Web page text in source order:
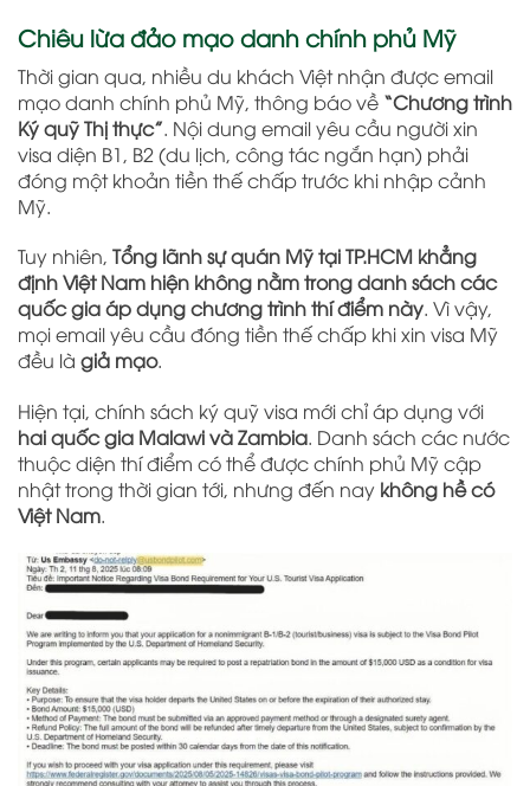
Chiêu lừa đảo mạo danh chính phủ Mỹ
Thời gian qua, nhiều du khách Việt nhận được email
mạo danh chính phủ Mỹ, thông báo về “Chương trình
Ký quỹ Thị thực”. Nội dung email yêu cầu người xin
visa diện B1, B2 (du lịch, công tác ngắn hạn) phải
đóng một khoản tiền thế chấp trước khi nhập cảnh
Mỹ.
Tuy nhiên, Tổng lãnh sự quán Mỹ tại TP.HCM khẳng
định Việt Nam hiện không nằm trong danh sách các
quốc gia áp dụng chương trình thí điểm này. Vì vậy,
mọi email yêu cầu đóng tiền thế chấp khi xin visa Mỹ
đều là giả mạo.
Hiện tại, chính sách ký quỹ visa mới chỉ áp dụng với
hai quốc gia Malawi và Zambia. Danh sách các nước
thuộc diện thí điểm có thể được chính phủ Mỹ cập
nhật trong thời gian tới, nhưng đến nay không hề có
Việt Nam.